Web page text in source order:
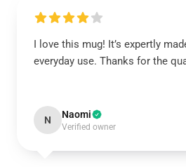
I love this mug! It’s expertly
everyday use. Thanks for the
N Naomi
Verified owner